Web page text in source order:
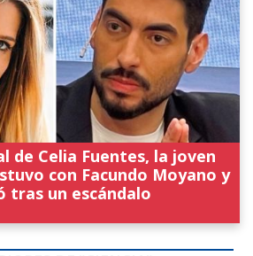
de Celia Fuentes, la joven
con Facundo Moyano y
tras un escándalo